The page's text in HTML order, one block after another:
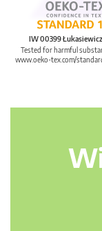
IW 00399
Tested for harmful
www.oeko-tex.com/